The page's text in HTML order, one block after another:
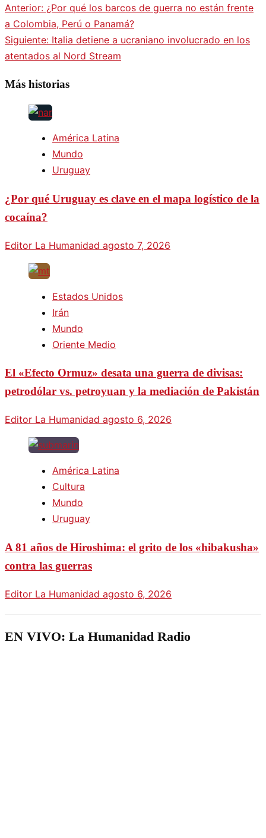
Anterior: ¿Por qué los barcos de guerra no están frente
a Colombia, Perú o Panamá?
Siguiente: Italia detiene a ucraniano involucrado en los
atentados al Nord Stream
Más historias
América Latina
Mundo
Uruguay
¿Por qué Uruguay es clave en el mapa logístico de la
cocaína?
Editor La Humanidad agosto 7, 2026
Estados Unidos
Irán
Mundo
Oriente Medio
El «Efecto Ormuz» desata una guerra de divisas:
petrodólar vs. petroyuan y la mediación de Pakistán
Editor La Humanidad agosto 6, 2026
América Latina
Cultura
Mundo
Uruguay
A 81 años de Hiroshima: el grito de los «hibakusha»
contra las guerras
Editor La Humanidad agosto 6, 2026
EN VIVO: La Humanidad Radio